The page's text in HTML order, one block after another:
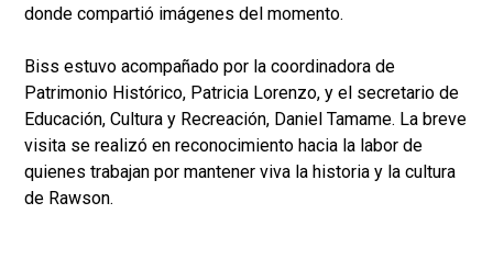
donde compartió imágenes del momento.
Biss estuvo acompañado por la coordinadora de
Patrimonio Histórico, Patricia Lorenzo, y el secretario de
Educación, Cultura y Recreación, Daniel Tamame. La breve
visita se realizó en reconocimiento hacia la labor de
quienes trabajan por mantener viva la historia y la cultura
de Rawson.